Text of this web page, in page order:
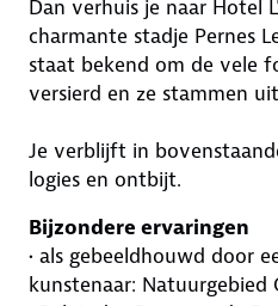
Dan verhuis je naar Hotel
charmante stadje Pernes
staat bekend om de vele
versierd en ze stammen
Je verblijft in
logies en ontbijt.
Bijzondere ervaringen
• als gebeeldhouwd door
kunstenaar: Natuurgebied